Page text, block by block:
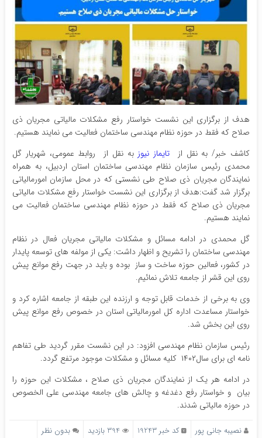
هدف از برگزاری این نشست خواستار رفع مشکلات مالیاتی مجریان ذی
صلاح که فقط در حوزه نظام مهندسی ساختمان فعالیت می نمایند هستیم.
کاشف خبر/ به نقل از تایماز نیوز به نقل از روابط عمومی، شهریار گل
محمدی رئیس سازمان نظام مهندسی ساختمان استان اردبیل، به همراه
نمایندگان مجریان ذی صلاح طی نشستی که در محل سازمان امورمالیاتی
برگزار شد گفت:هدف از برگزاری این نشست خواستار رفع مشکلات مالیاتی
مجریان ذی صلاح که فقط در حوزه نظام مهندسی ساختمان فعالیت می
نمایند هستیم.
گل محمدی در ادامه مسائل و مشکلات مالیاتی مجریان فعال در نظام
مهندسی ساختمان را تشریح و اظهار داشت: یکی از مولفه های توسعه پایدار
در کشور، فعالین حوزه ساخت و ساز بوده و باید در جهت رفع موانع پیش
روی این قشر از جامعه تلاش نمائیم.
وی به برخی از خدمات قابل توجه و ارزنده این طبقه از جامعه اشاره کرد و
خواستار مساعدت اداره کل امورمالیاتی استان در خصوص رفع موانع پیش
روی این بخش شد.
رئیس سازمان نظام مهندسی افزود: در این نشست مقرر گردید طی تفاهم
نامه ای برای سال۱۴۰۲ کلیه مسائل و مشکلات موجود مرتفع گردد.
در ادامه هر یک از نمایندگان مجریان ذی صلاح ، مشکلات این حوزه را
بیان و خواستار رفع دغدغه و چالش های جامعه مهندسی علی الخصوص
در حوزه مالیاتی شدند.
نصیبه جانی پور کد خبر 19243 394 بازدید
بدون نظر